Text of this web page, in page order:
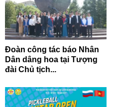
Đoàn công tác báo Nhân
Dân dâng hoa tại Tượng
đài Chủ tịch...